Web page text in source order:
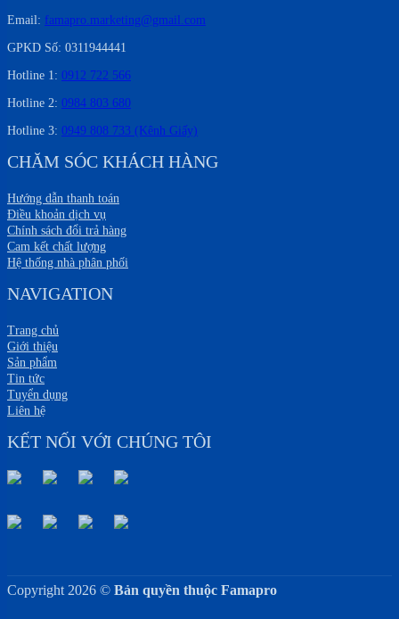
Email: famapro.marketing@gmail.com
GPKD Số: 0311944441
Hotline 1: 0912 722 566
Hotline 2: 0984 803 680
Hotline 3: 0949 808 733 (Kênh Giấy)
CHĂM SÓC KHÁCH HÀNG
Hướng dẫn thanh toán
Điều khoản dịch vụ
Chính sách đổi trả hàng
Cam kết chất lượng
Hệ thống nhà phân phối
NAVIGATION
Trang chủ
Giới thiệu
Sản phẩm
Tin tức
Tuyển dụng
Liên hệ
KẾT NỐI VỚI CHÚNG TÔI
Copyright 2026 © Bản quyền thuộc Famapro